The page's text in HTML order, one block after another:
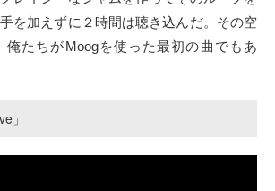
を加えずに２時間は聴き込んだ。その空
俺たちがMoogを使った最初の曲でもあ
」